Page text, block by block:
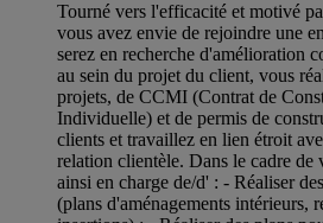
Tourné vers l'efficacité et motivé
vous avez envie de rejoindre une
serez en recherche d'amélioration
au sein du projet du client, vous
projets, de CCMI (Contrat de
Individuelle) et de permis de
clients et travaillez en lien étroit
relation clientèle. Dans le cadre de
ainsi en charge de/d' : - Réaliser
(plans d'aménagements intérieurs,